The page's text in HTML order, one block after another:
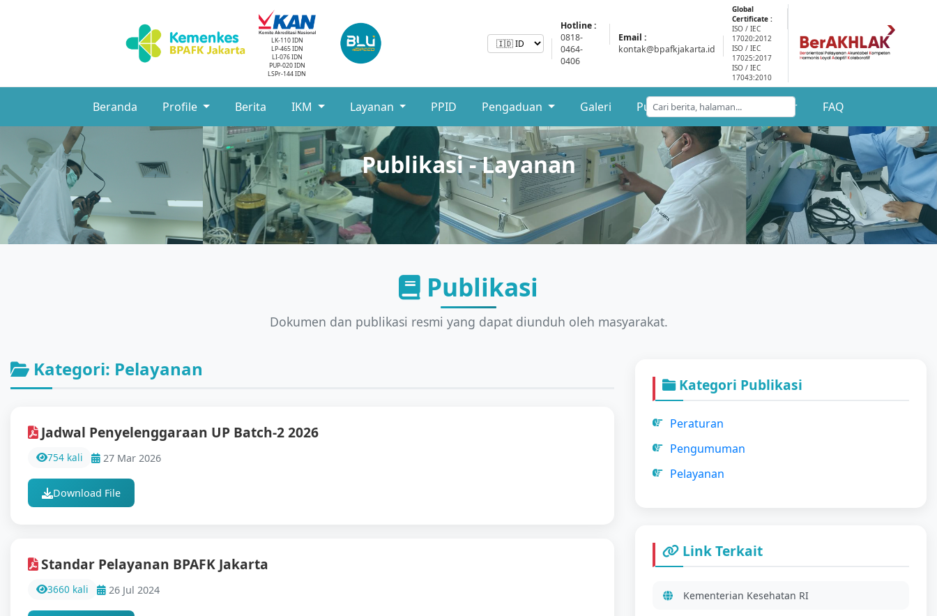
LK-110 IDN
LP-465 IDN
LI-076 IDN
PUP-020 IDN
LSPr-144 IDN
Hotline :
0818-
0464-
0406
Email :
kontak@bpafkjakarta.id
Global
Certificate :
ISO / IEC
17020:2012
ISO / IEC
17025:2017
ISO / IEC
17043:2010
Beranda Profile Berita IKM Layanan PPID Pengaduan Galeri Publikasi Kontak Karir FAQ
Publikasi - Layanan
Publikasi
Dokumen dan publikasi resmi yang dapat diunduh oleh masyarakat.
Kategori: Pelayanan
Jadwal Penyelenggaraan UP Batch-2 2026
754 kali 27 Mar 2026
Download File
Standar Pelayanan BPAFK Jakarta
3660 kali 26 Jul 2024
Kategori Publikasi
Peraturan
Pengumuman
Pelayanan
Link Terkait
Kementerian Kesehatan RI